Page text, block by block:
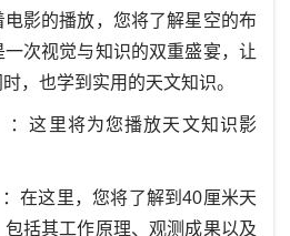
影的播放，您将了解星空的布
次视觉与知识的双重盛宴，让
，也学到实用的天文知识。
：这里将为您播放天文知识影
在这里，您将了解到40厘米天
括其工作原理、观测成果以及